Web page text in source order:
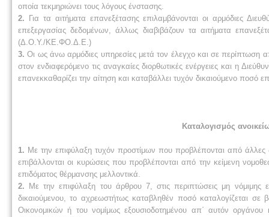
οποία τεκμηριώνει τους λόγους ένστασης.
2. Για τα αιτήματα επανεξέτασης επιλαμβάνονται οι αρμόδιες
επεξεργασίας δεδομένων, άλλως διαβιβάζουν τα αιτήματα
(Δ.Ο.Υ./ΚΕ.ΦΟ.Δ.Ε.)
3. Οι ως άνω αρμόδιες υπηρεσίες μετά τον έλεγχο και σε περίπτωση
στον ενδιαφερόμενο τις αναγκαίες διορθωτικές ενέργειες και η
επανεκκαθαρίζει την αίτηση και καταβάλλει τυχόν δικαιούμενο ποσό
Καταλογισμός
1. Με την επιφύλαξη τυχόν προστίμων που προβλέπονται από
επιβάλλονται οι κυρώσεις που προβλέπονται από την κείμενη
επιδόματος θέρμανσης μελλοντικά.
2.
Με την επιφύλαξη του άρθρου 7, στις περιπτώσεις μη νόμιμης
δικαιούμενου, το αχρεωστήτως καταβληθέν ποσό καταλογίζεται
Οικονομικών ή του νομίμως εξουσιοδοτημένου απ΄ αυτόν